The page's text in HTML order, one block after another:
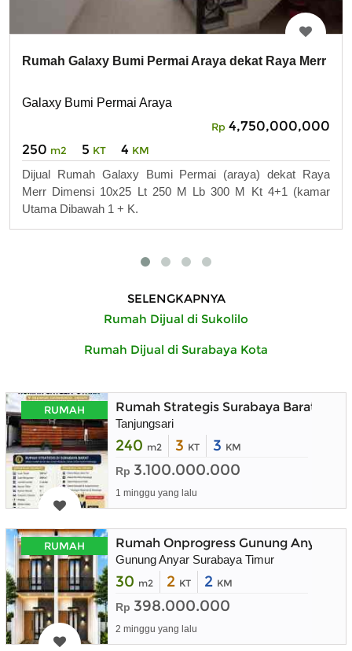
Rumah Galaxy Bumi Permai Araya dekat Raya Merr
Galaxy Bumi Permai Araya
Rp 4,750,000,000
250 m2 5 KT 4 KM
Dijual Rumah Galaxy Bumi Permai (araya) dekat Raya
Merr Dimensi 10x25 Lt 250 M Lb 300 M Kt 4+1 (kamar
Utama Dibawah 1 + K.
SELENGKAPNYA
Rumah Dijual di Sukolilo
Rumah Dijual di Surabaya Kota
RUMAH Rumah Strategis Surabaya Barat
Tanjungsari
240 m2 3 KT 3 KM
Rp 3.100.000.000
1 minggu yang lalu
RUMAH Rumah Onprogress Gunung Anyar
Gunung Anyar Surabaya Timur
30 m2 2 KT 2 KM
Rp 398.000.000
2 minggu yang lalu